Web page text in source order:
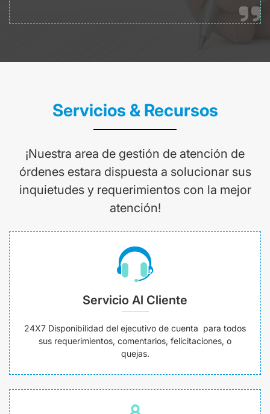
Servicios & Recursos
¡Nuestra area de gestión de atención de
órdenes estara dispuesta a solucionar sus
inquietudes y requerimientos con la mejor
atención!
Servicio Al Cliente
24X7 Disponibilidad del ejecutivo de cuenta para todos
sus requerimientos, comentarios, felicitaciones, o
quejas.